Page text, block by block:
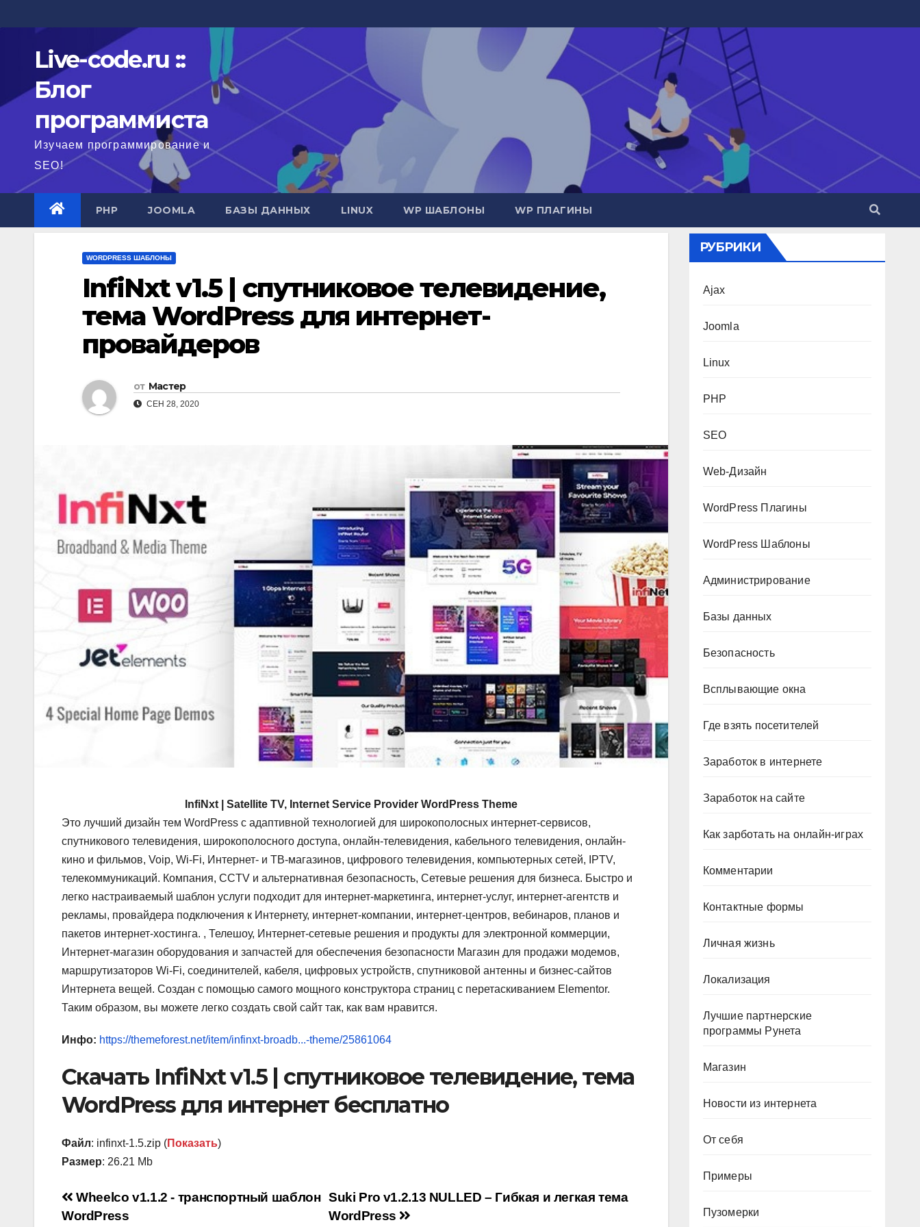
к
содержимомуLive-code.ru ::
Блог
программиста
Изучаем программирование и
SEO!
PHP JOOMLA БАЗЫ ДАННЫХ LINUX WP ШАБЛОНЫ WP ПЛАГИНЫ
WORDPRESS ШАБЛОНЫ
InfiNxt v1.5 | спутниковое телевидение,
тема WordPress для интернет-
провайдеров
от Мастер
СЕН 28, 2020
InfiNxt | Satellite TV, Internet Service Provider WordPress Theme
Это лучший дизайн тем WordPress с адаптивной технологией для широкополосных интернет-сервисов,
спутникового телевидения, широкополосного доступа, онлайн-телевидения, кабельного телевидения, онлайн-
кино и фильмов, Voip, Wi-Fi, Интернет- и ТВ-магазинов, цифрового телевидения, компьютерных сетей, IPTV,
телекоммуникаций. Компания, CCTV и альтернативная безопасность, Сетевые решения для бизнеса. Быстро и
легко настраиваемый шаблон услуги подходит для интернет-маркетинга, интернет-услуг, интернет-агентств и
рекламы, провайдера подключения к Интернету, интернет-компании, интернет-центров, вебинаров, планов и
пакетов интернет-хостинга. , Телешоу, Интернет-сетевые решения и продукты для электронной коммерции,
Интернет-магазин оборудования и запчастей для обеспечения безопасности Магазин для продажи модемов,
маршрутизаторов Wi-Fi, соединителей, кабеля, цифровых устройств, спутниковой антенны и бизнес-сайтов
Интернета вещей. Создан с помощью самого мощного конструктора страниц с перетаскиванием Elementor.
Таким образом, вы можете легко создать свой сайт так, как вам нравится.
Инфо: https://themeforest.net/item/infinxt-broadb...-theme/25861064
Скачать InfiNxt v1.5 | спутниковое телевидение, тема
WordPress для интернет бесплатно
Файл: infinxt-1.5.zip (Показать)
Размер: 26.21 Mb
Навигация
Suki Pro v1.2.13 NULLED – Гибкая и легкая тема
WordPress
Wheelco v1.1.2 - транспортный шаблон
WordPress
РУБРИКИ
Ajax
Joomla
Linux
PHP
SEO
Web-Дизайн
WordPress Плагины
WordPress Шаблоны
Администрирование
Базы данных
Безопасность
Всплывающие окна
Где взять посетителей
Заработок в интернете
Заработок на сайте
Как зарботать на онлайн-играх
Комментарии
Контактные формы
Личная жизнь
Локализация
Лучшие партнерские
программы Рунета
Магазин
Новости из интернета
От себя
Примеры
Пузомерки